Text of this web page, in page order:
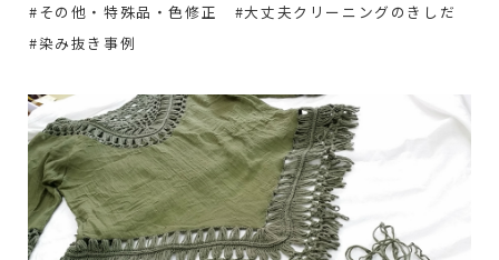
#その他・特殊品・色修正
#大丈夫クリーニングのきしだ
#染み抜き事例